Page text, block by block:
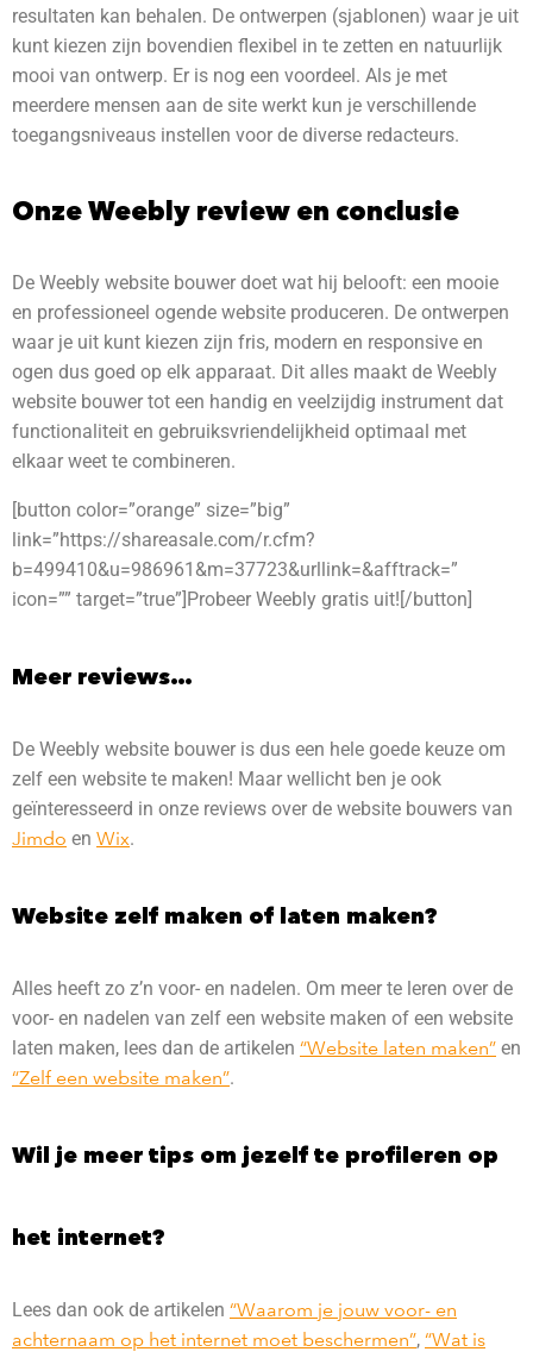
resultaten kan behalen. De ontwerpen (sjablonen) waar je uit
kunt kiezen zijn bovendien flexibel in te zetten en natuurlijk
mooi van ontwerp. Er is nog een voordeel. Als je met
meerdere mensen aan de site werkt kun je verschillende
toegangsniveaus instellen voor de diverse redacteurs.
Onze Weebly review en conclusie
De Weebly website bouwer doet wat hij belooft: een mooie
en professioneel ogende website produceren. De ontwerpen
waar je uit kunt kiezen zijn fris, modern en responsive en
ogen dus goed op elk apparaat. Dit alles maakt de Weebly
website bouwer tot een handig en veelzijdig instrument dat
functionaliteit en gebruiksvriendelijkheid optimaal met
elkaar weet te combineren.
[button color=”orange” size=”big”
link=”https://shareasale.com/r.cfm?
b=499410&u=986961&m=37723&urllink=&afftrack=”
icon=”” target=”true”]Probeer Weebly gratis uit![/button]
Meer reviews…
De Weebly website bouwer is dus een hele goede keuze om
zelf een website te maken! Maar wellicht ben je ook
geïnteresseerd in onze reviews over de website bouwers van
Jimdo en Wix.
Website zelf maken of laten maken?
Alles heeft zo z’n voor- en nadelen. Om meer te leren over de
voor- en nadelen van zelf een website maken of een website
laten maken, lees dan de artikelen “Website laten maken” en
“Zelf een website maken”.
Wil je meer tips om jezelf te profileren op
het internet?
Lees dan ook de artikelen “Waarom je jouw voor- en
achternaam op het internet moet beschermen”, “Wat is